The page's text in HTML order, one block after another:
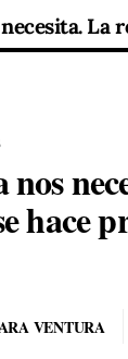
nos
hace
VENTURA